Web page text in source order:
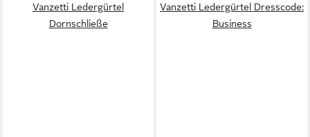
Vanzetti Ledergürtel
Dornschließe
Vanzetti Ledergürtel Dresscode:
Business